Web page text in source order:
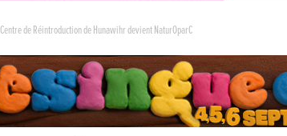
de Réintroduction de Hunawihr devient NaturOparC